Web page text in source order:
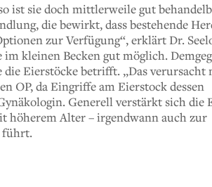
ist sie doch mittlerweile gut
die bewirkt, dass bestehende
zur Verfügung“, erklärt Dr.
kleinen Becken gut möglich.
Eierstöcke betrifft. „Das verursacht
OP, da Eingriffe am Eierstock dessen
Generell verstärkt sich die
höherem Alter – irgendwann auch zur
führt.